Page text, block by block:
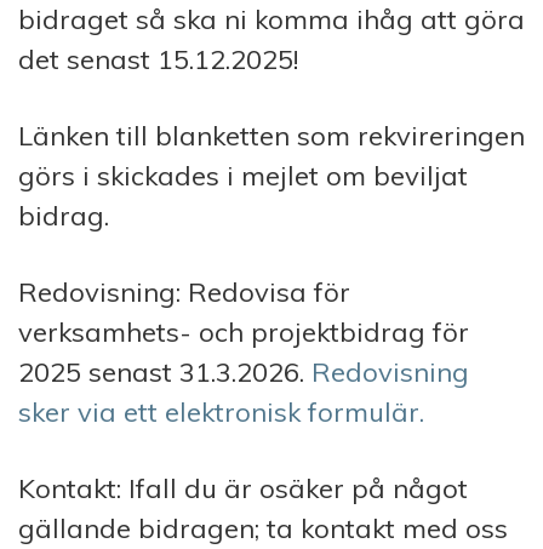
bidraget så ska ni komma ihåg att göra
det senast 15.12.2025!
Länken till blanketten som rekvireringen
görs i skickades i mejlet om beviljat
bidrag.
Redovisning: Redovisa för
verksamhets- och projektbidrag för
2025 senast 31.3.2026. Redovisning
sker via ett elektronisk formulär.
Kontakt: Ifall du är osäker på något
gällande bidragen; ta kontakt med oss